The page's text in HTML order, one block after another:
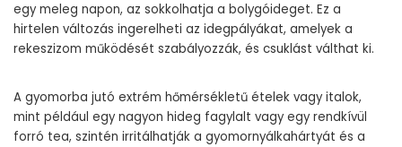
egy meleg napon, az sokkolhatja a bolygóideget. Ez a
hirtelen változás ingerelheti az idegpályákat, amelyek a
rekeszizom működését szabályozzák, és csuklást válthat ki.
A gyomorba jutó extrém hőmérsékletű ételek vagy italok,
mint például egy nagyon hideg fagylalt vagy egy rendkívül
forró tea, szintén irritálhatják a gyomornyálkahártyát és a